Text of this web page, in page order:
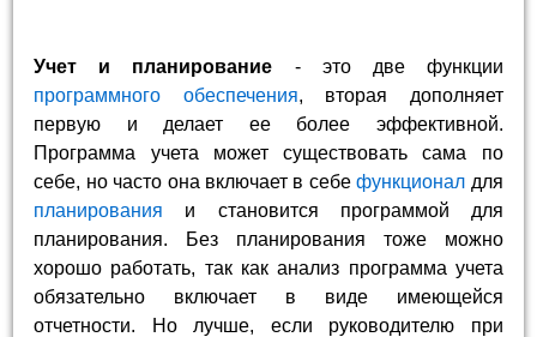
Учет и планирование - это две функции
программного обеспечения, вторая дополняет
первую и делает ее более эффективной.
Программа учета может существовать сама по
себе, но часто она включает в себефункционал для
планирования и становится программой для
планирования. Без планирования тоже можно
хорошо работать, так как анализ программа учета
обязательно включает в виде имеющейся
отчетности. Но лучше, если руководителю при